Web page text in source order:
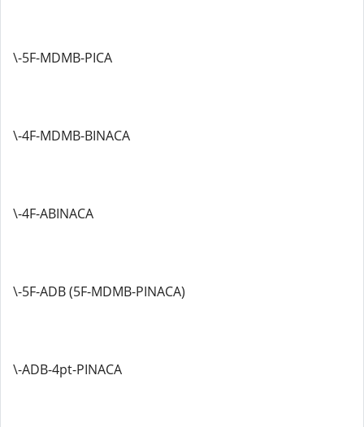
\-5F-MDMB-PICA
\-4F-MDMB-BINACA
\-4F-ABINACA
\-5F-ADB (5F-MDMB-PINACA)
\-ADB-4pt-PINACA